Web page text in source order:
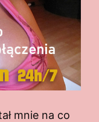
mnie na co